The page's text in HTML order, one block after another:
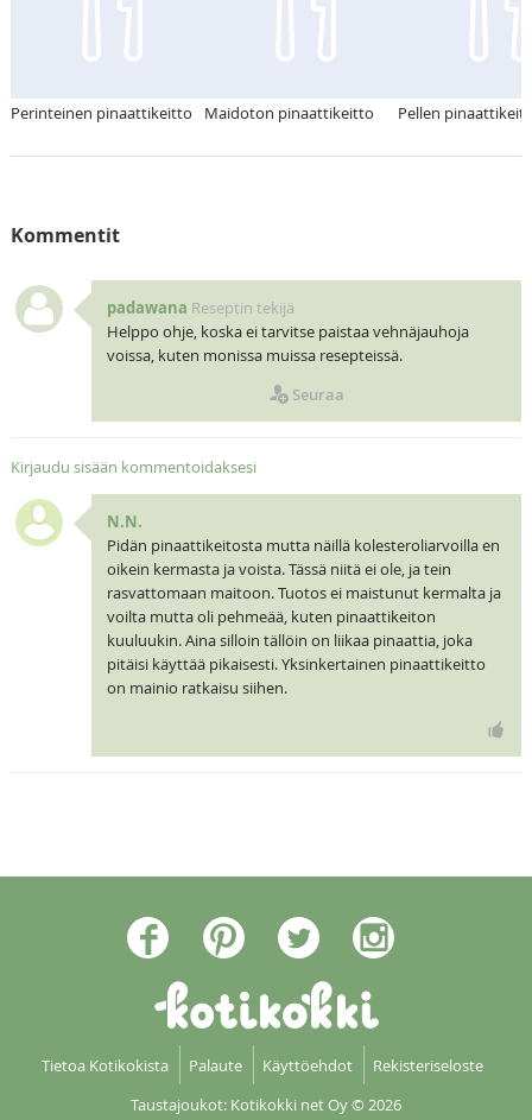
Perinteinen pinaattikeitto Maidoton pinaattikeitto Pellen
Kommentit
padawana Reseptin tekijä
Helppo ohje, koska ei tarvitse paistaa vehnäjauhoja
voissa, kuten monissa muissa resepteissä.
Seuraa
Kirjaudu sisään kommentoidaksesi
N.N.
Pidän pinaattikeitosta mutta näillä kolesteroliarvoilla en
oikein kermasta ja voista. Tässä niitä ei ole, ja tein
rasvattomaan maitoon. Tuotos ei maistunut kermalta ja
voilta mutta oli pehmeää, kuten pinaattikeiton
kuuluukin. Aina silloin tällöin on liikaa pinaattia, joka
pitäisi käyttää pikaisesti. Yksinkertainen pinaattikeitto
on mainio ratkaisu siihen.
Tietoa Kotikokista Palaute Käyttöehdot
Rekisteriseloste
Taustajoukot: Kotikokki net Oy© 2026